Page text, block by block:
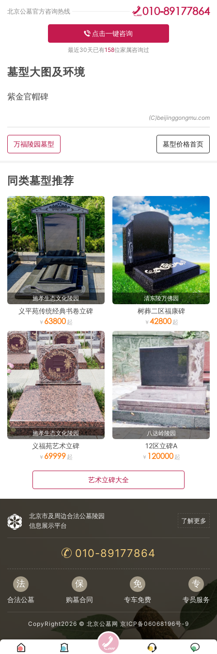
北京公墓官方咨询热线 010-89177864
点击一键咨询
最近30天已有158位家属咨询过
墓型大图及环境
紫金官帽碑
万福陵园墓型 墓型价格首页
同类墓型推荐
施孝生态文化陵园
义平苑传统经典书卷立碑
63800
清东陵万佛园
树葬二区福康碑
42800
施孝生态文化陵园
义福苑艺术立碑
69999
八达岭陵园
12区立碑A
120000
艺术立碑大全
北京市及周边合法公墓陵园
信息展示平台
了解更多
010-89177864
法
合法公墓
保
购墓合同
免
专车免费
专
专员服务
CopyRight2026 © 北京公墓网 京ICP备06068196号-9